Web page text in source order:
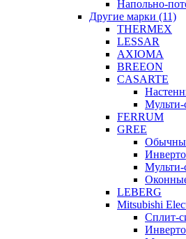
Напольно-
Другие марки (11)
THERMEX
LESSAR
AXIOMA
BREEON
CASARTE
Мульти-
FERRUM
GREE
Мульти-
LEBERG
Mitsubishi
Cплит-